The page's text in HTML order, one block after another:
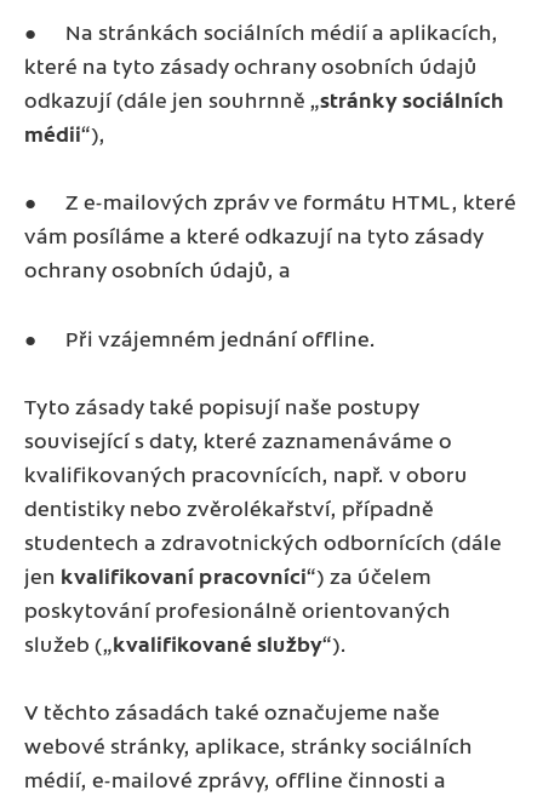
● Na stránkách sociálních médií a aplikacích,
které na tyto zásady ochrany osobních údajů
odkazují (dále jen souhrnně „stránky sociálních
médii“),
● Z e-mailových zpráv ve formátu HTML, které
vám posíláme a které odkazují na tyto zásady
ochrany osobních údajů, a
● Při vzájemném jednání offline.
Tyto zásady také popisují naše postupy
související s daty, které zaznamenáváme o
kvalifikovaných pracovnících, např. v oboru
dentistiky nebo zvěrolékařství, případně
studentech a zdravotnických odbornících (dále
jen kvalifikovaní pracovníci“) za účelem
poskytování profesionálně orientovaných
služeb („kvalifikované služby“).
V těchto zásadách také označujeme naše
webové stránky, aplikace, stránky sociálních
médií, e-mailové zprávy, offline činnosti a